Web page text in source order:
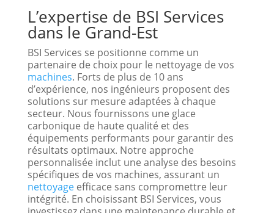
L’expertise de BSI Services
dans le Grand-Est
BSI Services se positionne comme un
partenaire de choix pour le nettoyage de vos
machines. Forts de plus de 10 ans
d’expérience, nos ingénieurs proposent des
solutions sur mesure adaptées à chaque
secteur. Nous fournissons une glace
carbonique de haute qualité et des
équipements performants pour garantir des
résultats optimaux. Notre approche
personnalisée inclut une analyse des besoins
spécifiques de vos machines, assurant un
nettoyageefficace sans compromettre leur
intégrité. En choisissant BSI Services, vous